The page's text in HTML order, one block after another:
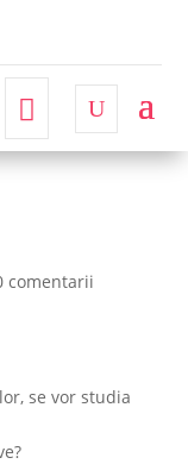
comentarii
se vor studia